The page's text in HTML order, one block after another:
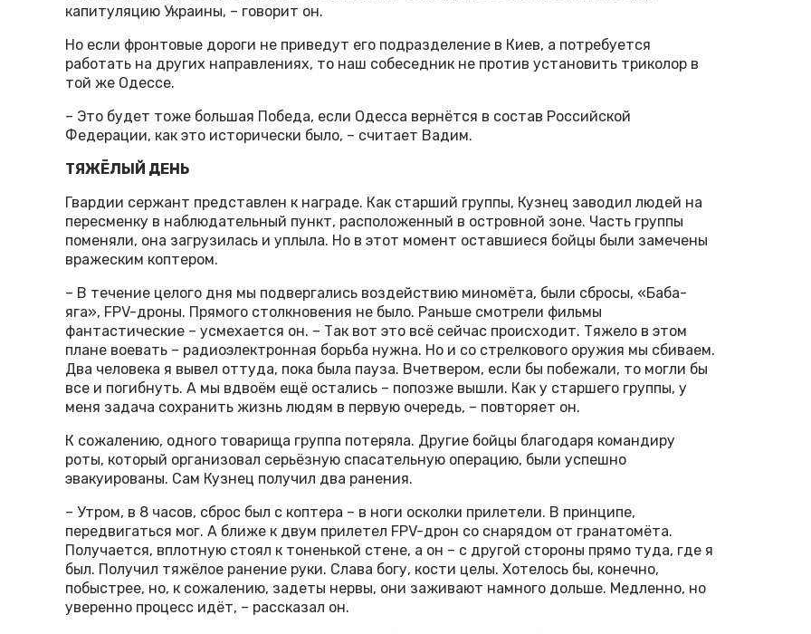
капитуляцию Украины, – говорит он.
Но если фронтовые дороги не приведут его подразделение в Киев, а потребуется
работать на других направлениях, то наш собеседник не против установить триколор в
той же Одессе.
– Это будет тоже большая Победа, если Одесса вернётся в состав Российской
Федерации, как это исторически было, – считает Вадим.
ТЯЖЁЛЫЙ ДЕНЬ
Гвардии сержант представлен к награде. Как старший группы, Кузнец заводил людей на
пересменку в наблюдательный пункт, расположенный в островной зоне. Часть группы
поменяли, она загрузилась и уплыла. Но в этот момент оставшиеся бойцы были замечены
вражеским коптером.
– В течение целого дня мы подвергались воздействию миномёта, были сбросы, «Баба-
яга», FPV-дроны. Прямого столкновения не было. Раньше смотрели фильмы
фантастические – усмехается он. – Так вот это всё сейчас происходит. Тяжело в этом
плане воевать – радиоэлектронная борьба нужна. Но и со стрелкового оружия мы сбиваем.
Два человека я вывел оттуда, пока была пауза. Вчетвером, если бы побежали, то могли бы
все и погибнуть. А мы вдвоём ещё остались – попозже вышли. Как у старшего группы, у
меня задача сохранить жизнь людям в первую очередь, – повторяет он.
К сожалению, одного товарища группа потеряла. Другие бойцы благодаря командиру
роты, который организовал серьёзную спасательную операцию, были успешно
эвакуированы. Сам Кузнец получил два ранения.
– Утром, в 8 часов, сброс был с коптера – в ноги осколки прилетели. В принципе,
передвигаться мог. А ближе к двум прилетел FPV-дрон со снарядом от гранатомёта.
Получается, вплотную стоял к тоненькой стене, а он – с другой стороны прямо туда, где я
был. Получил тяжёлое ранение руки. Слава богу, кости целы. Хотелось бы, конечно,
побыстрее, но, к сожалению, задеты нервы, они заживают намного дольше. Медленно, но
уверенно процесс идёт, – рассказал он.